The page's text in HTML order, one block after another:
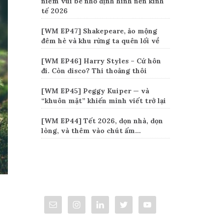
tế 2026
[WM EP47] Shakepeare, ảo mộng
đêm hè và khu rừng ta quên lối về
[WM EP46] Harry Styles – Cứ hôn
đi. Còn disco? Thi thoảng thôi
[WM EP45] Peggy Kuiper — và
“khuôn mặt” khiến mình viết trở lại
[WM EP44] Tết 2026, dọn nhà, dọn
lòng, và thêm vào chút ấm…